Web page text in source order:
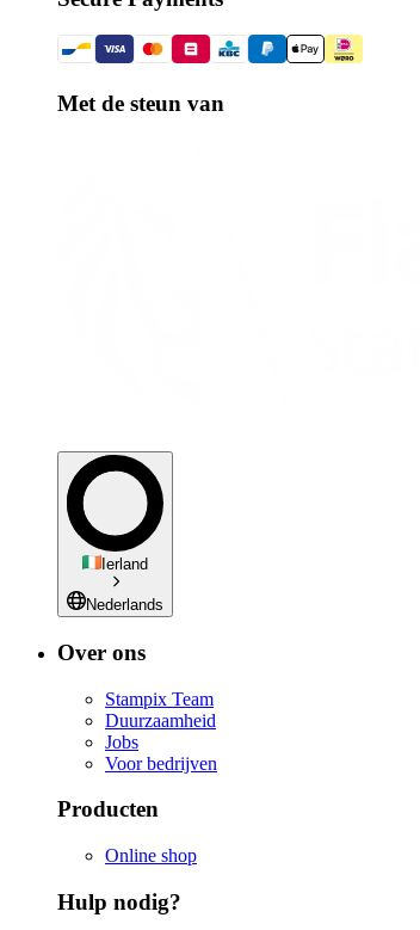
Met de steun van
Ierland
Nederlands
Over ons
Stampix Team
Duurzaamheid
Jobs
Voor bedrijven
Producten
Online shop
Hulp nodig?